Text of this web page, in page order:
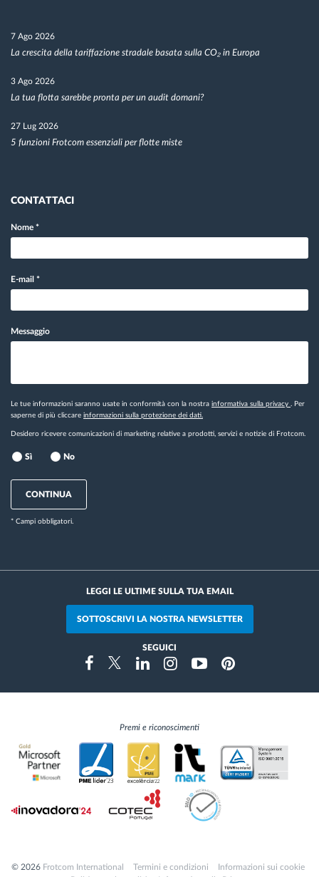
7 Ago 2026
La crescita della tariffazione stradale basata sulla CO₂ in Europa
3 Ago 2026
La tua flotta sarebbe pronta per un audit domani?
27 Lug 2026
5 funzioni Frotcom essenziali per flotte miste
CONTATTACI
Nome *
E-mail *
Messaggio
Le tue informazioni saranno usate in conformità con la nostra informativa sulla privacy . Per
saperne di più cliccare informazioni sulla protezione dei dati.
Desidero ricevere comunicazioni di marketing relative a prodotti, servizi e notizie di Frotcom.
Sì No
CONTINUA
* Campi obbligatori.
LEGGI LE ULTIME SULLA TUA EMAIL
SOTTOSCRIVI LA NOSTRA NEWSLETTER
SEGUICI
FacebookTwitterLinkedinInstragramYoutubePinterest
Premi e riconoscimenti
© 2026 Frotcom International Termini e condizioni
Informazioni sui cookie